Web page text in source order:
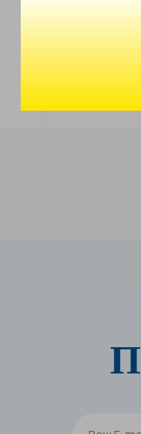
Проєктор
309St
31500,00₴